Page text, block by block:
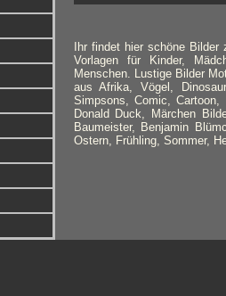
Ihr findet hier schöne
Vorlagen für Kinder,
Menschen. Lustige Bilder
aus Afrika, Vögel,
Simpsons, Comic,
Donald Duck, Märchen
Baumeister, Benjamin
Ostern, Frühling, Sommer,